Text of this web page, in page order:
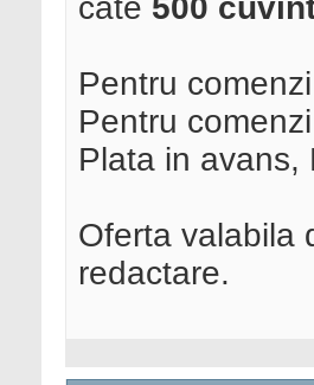
cate 500
Pentru
Pentru
Plata in avans,
Oferta valabila
redactare.